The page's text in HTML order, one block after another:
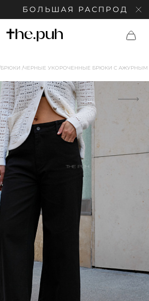
БОЛЬШАЯ РАСПРОДАЖА:
БРЮКИ ЧЕРНЫЕ УКОРОЧЕННЫЕ БРЮКИ С